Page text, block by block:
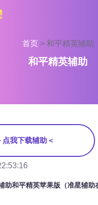
首页 > 和平精英辅助
和平精英辅助
点我下载辅助＜